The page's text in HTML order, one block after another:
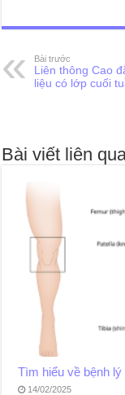
Bài trước
Liên thông Cao
liệu có lớp cuối
Bài viết liên
Tìm hiểu về bệnh
14/02/2025